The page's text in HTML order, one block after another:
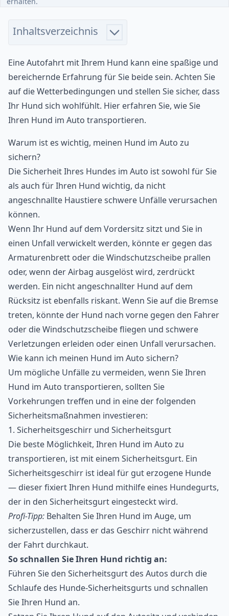
Eine Autofahrt mit Ihrem Hund kann eine spaßige und
bereichernde Erfahrung für Sie beide sein. Achten Sie
auf die Wetterbedingungen und stellen Sie sicher, dass
Ihr Hund sich wohlfühlt. Hier erfahren Sie, wie Sie
Ihren Hund im Auto transportieren.
Warum ist es wichtig, meinen Hund im Auto zu
sichern?
Die Sicherheit Ihres Hundes im Auto ist sowohl für Sie
als auch für Ihren Hund wichtig, da nicht
angeschnallte Haustiere schwere Unfälle verursachen
können.
Wenn Ihr Hund auf dem Vordersitz sitzt und Sie in
einen Unfall verwickelt werden, könnte er gegen das
Armaturenbrett oder die Windschutzscheibe prallen
oder, wenn der Airbag ausgelöst wird, zerdrückt
werden. Ein nicht angeschnallter Hund auf dem
Rücksitz ist ebenfalls riskant. Wenn Sie auf die Bremse
treten, könnte der Hund nach vorne gegen den Fahrer
oder die Windschutzscheibe fliegen und schwere
Verletzungen erleiden oder einen Unfall verursachen.
Wie kann ich meinen Hund im Auto sichern?
Um mögliche Unfälle zu vermeiden, wenn Sie Ihren
Hund im Auto transportieren, sollten Sie
Vorkehrungen treffen und in eine der folgenden
Sicherheitsmaßnahmen investieren:
1. Sicherheitsgeschirr und Sicherheitsgurt
Die beste Möglichkeit, Ihren Hund im Auto zu
transportieren, ist mit einem Sicherheitsgurt. Ein
Sicherheitsgeschirr ist ideal für gut erzogene Hunde
— dieser fixiert Ihren Hund mithilfe eines Hundegurts,
der in den Sicherheitsgurt eingesteckt wird.
Profi-Tipp: Behalten Sie Ihren Hund im Auge, um
sicherzustellen, dass er das Geschirr nicht während
der Fahrt durchkaut.
So schnallen Sie Ihren Hund richtig an:
Führen Sie den Sicherheitsgurt des Autos durch die
Schlaufe des Hunde-Sicherheitsgurts und schnallen
Sie Ihren Hund an.
Inhaltsverzeichnis